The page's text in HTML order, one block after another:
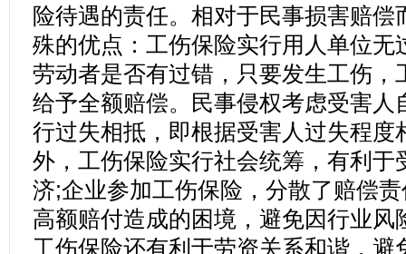
险待遇的责任。相对于民事损害赔
殊的优点：工伤保险实行用人单位无
劳动者是否有过错，只要发生工伤，
给予全额赔偿。民事侵权考虑受害人
行过失相抵，即根据受害人过失程度
外，工伤保险实行社会统筹，有利于
济;企业参加工伤保险，分散了赔偿
高额赔付造成的困境，避免因行业风
工伤保险还有利于劳资关系和谐，避